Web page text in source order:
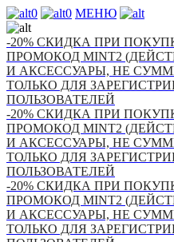
0 0 МЕНЮ
-20% СКИДКА ПРИ
ПРОМОКОД MINT2
И АКСЕССУАРЫ, НЕ
ТОЛЬКО ДЛЯ
ПОЛЬЗОВАТЕЛЕЙ
-20% СКИДКА ПРИ
ПРОМОКОД MINT2
И АКСЕССУАРЫ, НЕ
ТОЛЬКО ДЛЯ
ПОЛЬЗОВАТЕЛЕЙ
-20% СКИДКА ПРИ
ПРОМОКОД MINT2
И АКСЕССУАРЫ, НЕ
ТОЛЬКО ДЛЯ